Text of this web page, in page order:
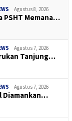
Agustus 8, 2026
PSHT Memana…
Agustus 7, 2026
Tanjung…
Agustus 7, 2026
Diamankan…